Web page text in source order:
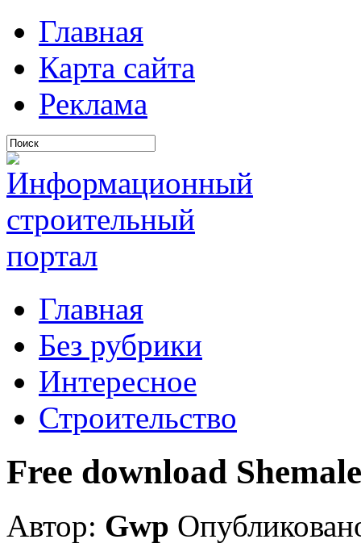
Главная
Карта сайта
Реклама
Главная
Без рубрики
Интересное
Строительство
Free download Shemale
Автор: Gwp